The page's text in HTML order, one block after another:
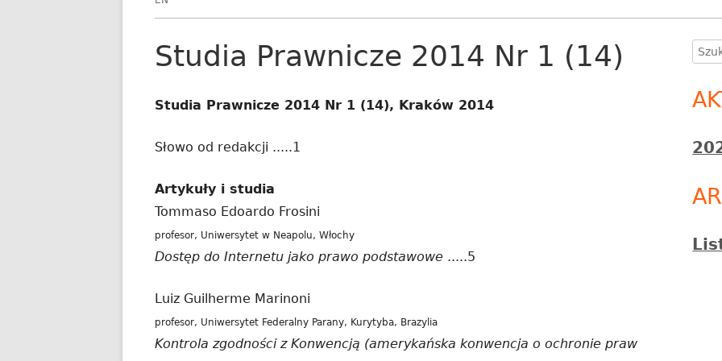
Studia Prawnicze 2014 Nr 1 (14)
Studia Prawnicze 2014 Nr 1 (14), Kraków 2014
Słowo od redakcji .....1
Artykuły i studia
Tommaso Edoardo Frosini
profesor, Uniwersytet w Neapolu, Włochy
Dostęp do Internetu jako prawo podstawowe .....5
Luiz Guilherme Marinoni
profesor, Uniwersytet Federalny Parany, Kurytyba, Brazylia
Kontrola zgodności z Konwencją (amerykańska konwencja o ochronie praw